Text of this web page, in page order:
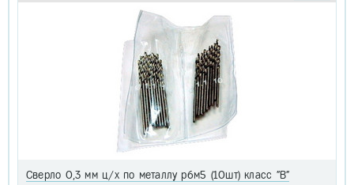
Сверло 0,3 мм ц/х по металлу р6м5 (10шт) класс "В"